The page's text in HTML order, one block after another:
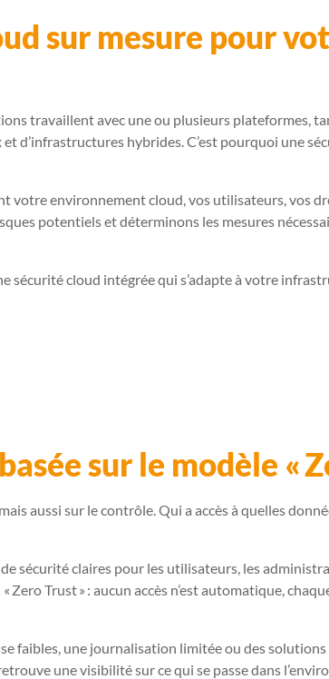
sur mesure pour
travaillent avec une ou plusieurs plateformes,
d’infrastructures hybrides. C’est pourquoi une
environnement cloud, vos utilisateurs, vos
potentiels et déterminons les mesures
sécurité cloud intégrée qui s’adapte à votre
sur le modèle «
aussi sur le contrôle. Qui a accès à quelles
sécurité claires pour les utilisateurs, les
Trust » : aucun accès n’est automatique,
faibles, une journalisation limitée ou des
une visibilité sur ce qui se passe dans